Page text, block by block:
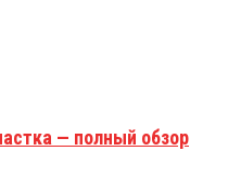
— полный обзор